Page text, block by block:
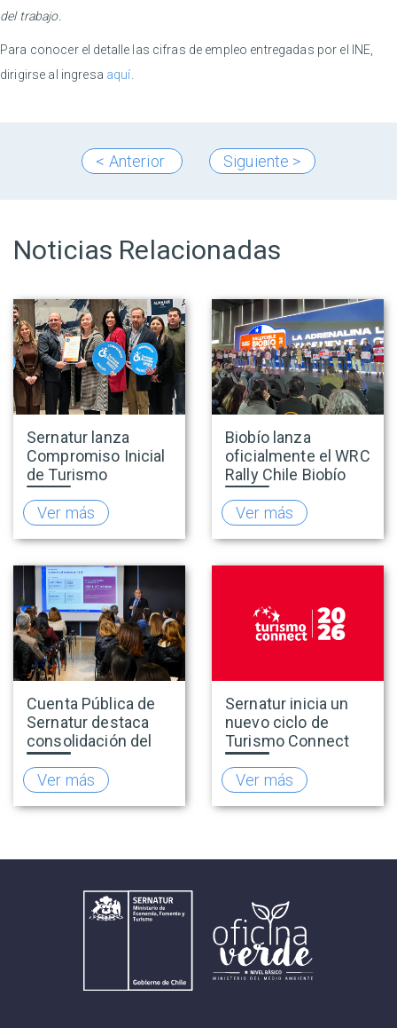
del trabajo.
Para conocer el detalle las cifras de empleo entregadas por el INE,
dirigirse al ingresa aquí
< Anterior Siguiente >
Noticias Relacionadas
Sernatur lanza
Compromiso Inicial
de Turismo
Accesible para
promover una
oferta turística más
inclusiva
Ver más
Biobío lanza
oficialmente el WRC
Rally Chile Biobío
2026 con 141
empresas
adheridas al Sello
Rally
Ver más
Cuenta Pública de
Sernatur destaca
consolidación del
turismo en 2025 y
presenta hoja de
ruta para fortalecer
la competitividad
Ver más
Sernatur inicia un
nuevo ciclo de
Turismo Connect
para fortalecer la
inteligencia de
mercado de la
industria turística
Ver más